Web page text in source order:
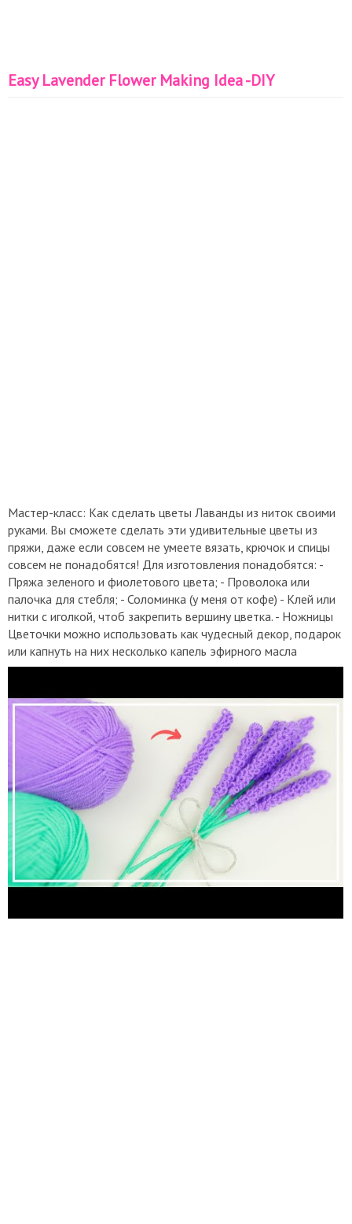
Easy Lavender Flower Making Idea -DIY
Мастер-класс: Как сделать цветы Лаванды из ниток своими
руками. Вы сможете сделать эти удивительные цветы из
пряжи, даже если совсем не умеете вязать, крючок и спицы
совсем не понадобятся! Для изготовления понадобятся: -
Пряжа зеленого и фиолетового цвета; - Проволока или
палочка для стебля; - Соломинка (у меня от кофе) - Клей или
нитки с иголкой, чтоб закрепить вершину цветка. - Ножницы
Цветочки можно использовать как чудесный декор, подарок
или капнуть на них несколько капель эфирного масла
лаванды и использовать как натуральный ароматизатор для
понравилась эта идея